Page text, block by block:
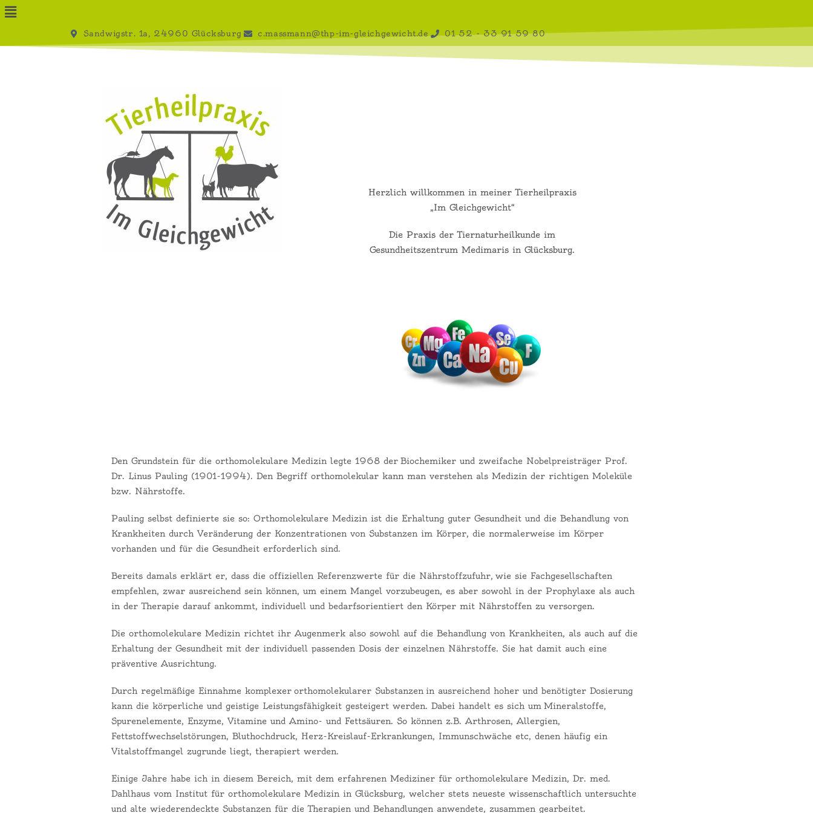
Sandwigstr. 1a, 24960 Glücksburg c.massmann@thp-im-gleichgewicht.de 01 52 - 33 91 59 80
Herzlich willkommen in meiner Tierheilpraxis
„Im Gleichgewicht“
Die Praxis der Tiernaturheilkunde im
Gesundheitszentrum Medimaris in Glücksburg.
Den Grundstein für die orthomolekulare Medizin legte 1968 der Biochemiker und zweifache Nobelpreisträger Prof.
Dr. Linus Pauling (1901-1994). Den Begriff orthomolekular kann man verstehen als Medizin der richtigen Moleküle
bzw. Nährstoffe.
Pauling selbst definierte sie so: Orthomolekulare Medizin ist die Erhaltung guter Gesundheit und die Behandlung von
Krankheiten durch Veränderung der Konzentrationen von Substanzen im Körper, die normalerweise im Körper
vorhanden und für die Gesundheit erforderlich sind.
Bereits damals erklärt er, dass die offiziellen Referenzwerte für die Nährstoffzufuhr, wie sie Fachgesellschaften
empfehlen, zwar ausreichend sein können, um einem Mangel vorzubeugen, es aber sowohl in der Prophylaxe als auch
in der Therapie darauf ankommt, individuell und bedarfsorientiert den Körper mit Nährstoffen zu versorgen.
Die orthomolekulare Medizin richtet ihr Augenmerk also sowohl auf die Behandlung von Krankheiten, als auch auf die
Erhaltung der Gesundheit mit der individuell passenden Dosis der einzelnen Nährstoffe. Sie hat damit auch eine
präventive Ausrichtung.
Durch regelmäßige Einnahme komplexer orthomolekularer Substanzen in ausreichend hoher und benötigter Dosierung
kann die körperliche und geistige Leistungsfähigkeit gesteigert werden. Dabei handelt es sich um Mineralstoffe,
Spurenelemente, Enzyme, Vitamine und Amino- und Fettsäuren. So können z.B. Arthrosen, Allergien,
Fettstoffwechselstörungen, Bluthochdruck, Herz-Kreislauf-Erkrankungen, Immunschwäche etc, denen häufig ein
Vitalstoffmangel zugrunde liegt, therapiert werden.
Einige Jahre habe ich in diesem Bereich, mit dem erfahrenen Mediziner für orthomolekulare Medizin, Dr. med.
Dahlhaus vom Institut für orthomolekulare Medizin in Glücksburg, welcher stets neueste wissenschaftlich untersuchte
und alte wiederendeckte Substanzen für die Therapien und Behandlungen anwendete, zusammen gearbeitet.